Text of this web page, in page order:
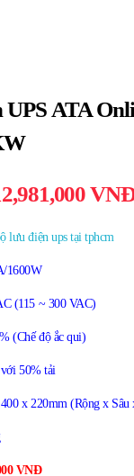
UPS ATA
1600W
(115 ~ 300 VAC)
(Chế độ ắc qui)
50% tải
x 220mm (Rộng x Sâu
VNĐ